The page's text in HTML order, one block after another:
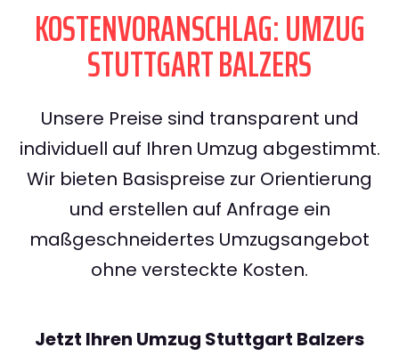
KOSTENVORANSCHLAG: UMZUG
STUTTGART BALZERS
Unsere Preise sind transparent und
individuell auf Ihren Umzug abgestimmt.
Wir bieten Basispreise zur Orientierung
und erstellen auf Anfrage ein
maßgeschneidertes Umzugsangebot
ohne versteckte Kosten.
Jetzt Ihren Umzug Stuttgart Balzers